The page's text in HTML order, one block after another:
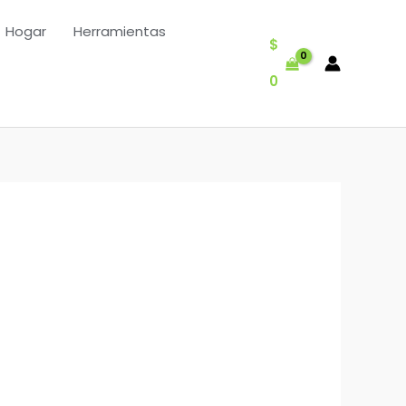
Hogar Herramientas
$
0